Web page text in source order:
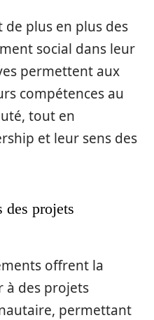
de plus en plus des
social dans leur
permettent aux
compétences au
tout en
et leur sens des
des projets
offrent la
à des projets
permettant